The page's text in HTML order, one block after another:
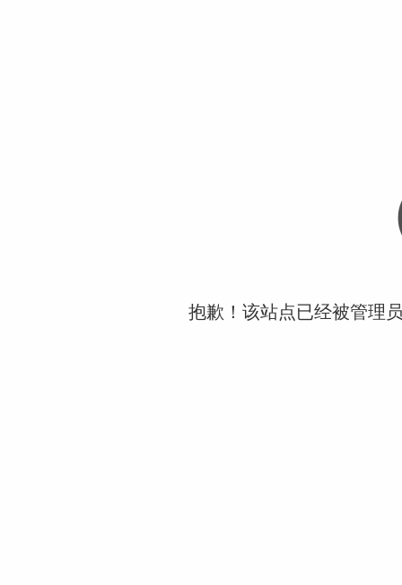
抱歉！该站点已经被管理